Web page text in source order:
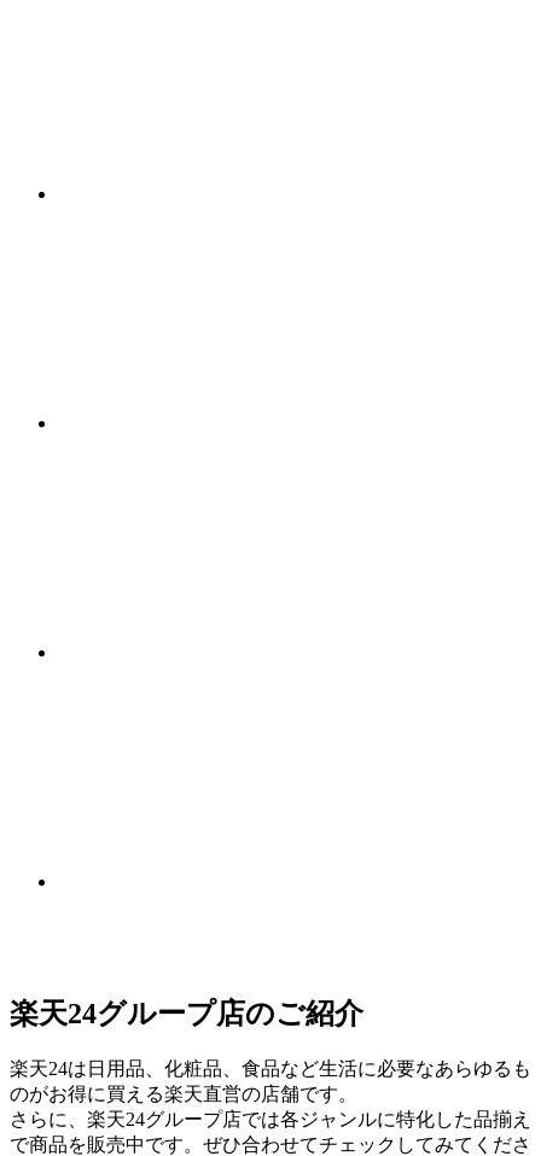
楽天24グループ店のご紹介
楽天24は日用品、化粧品、食品など生活に必要なあらゆるも
のがお得に買える楽天直営の店舗です。
さらに、楽天24グループ店では各ジャンルに特化した品揃え
で商品を販売中です。ぜひ合わせてチェックしてみてくださ